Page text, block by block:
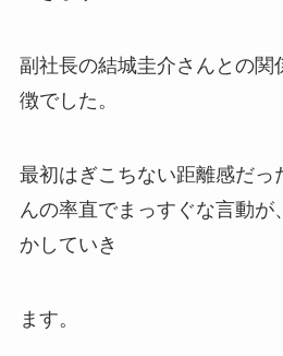
副社長の結城圭介さんとの関
徴でした。
最初はぎこちない距離感だっ
んの率直でまっすぐな言動が
かしていき
ます。